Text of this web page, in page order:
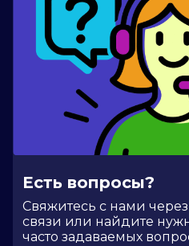
Есть вопросы?
Cвяжитесь с нами
связи или найдите
часто задаваемых